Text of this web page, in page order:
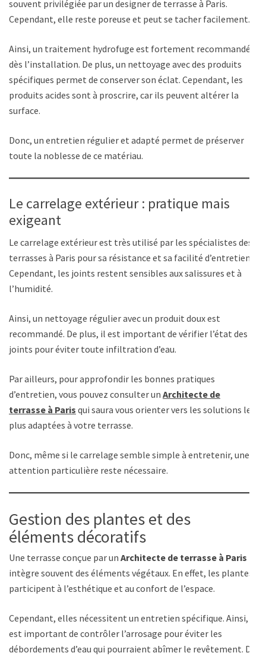
souvent privilégiée par un designer de terrasse à Paris.
Cependant, elle reste poreuse et peut se tacher facilement.
Ainsi, un traitement hydrofuge est fortement recommandé
dès l’installation. De plus, un nettoyage avec des produits
spécifiques permet de conserver son éclat. Cependant, les
produits acides sont à proscrire, car ils peuvent altérer la
surface.
Donc, un entretien régulier et adapté permet de préserver
toute la noblesse de ce matériau.
Le carrelage extérieur : pratique mais
exigeant
Le carrelage extérieur est très utilisé par les spécialistes des
terrasses à Paris pour sa résistance et sa facilité d’entretien.
Cependant, les joints restent sensibles aux salissures et à
l’humidité.
Ainsi, un nettoyage régulier avec un produit doux est
recommandé. De plus, il est important de vérifier l’état des
joints pour éviter toute infiltration d’eau.
Par ailleurs, pour approfondir les bonnes pratiques
d’entretien, vous pouvez consulter un Architecte de
terrasse à Paris qui saura vous orienter vers les solutions les
plus adaptées à votre terrasse.
Donc, même si le carrelage semble simple à entretenir, une
attention particulière reste nécessaire.
Gestion des plantes et des
éléments décoratifs
Une terrasse conçue par un Architecte de terrasse à Paris
intègre souvent des éléments végétaux. En effet, les plantes
participent à l’esthétique et au confort de l’espace.
Cependant, elles nécessitent un entretien spécifique. Ainsi, il
est important de contrôler l’arrosage pour éviter les
débordements d’eau qui pourraient abîmer le revêtement. De